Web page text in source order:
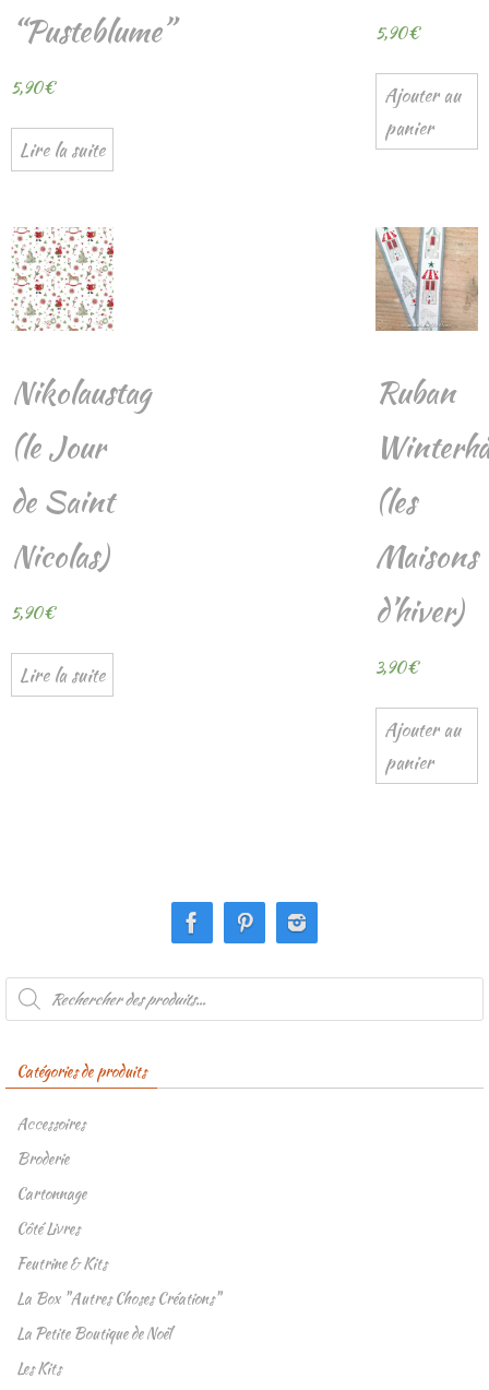
“Pusteblume”
5,90€
Lire la suite
5,90€
Ajouter au
panier
Nikolaustag
(le Jour
de Saint
Nicolas)
5,90€
Lire la suite
Ruban
(les
Maisons
d’hiver)
3,90€
Ajouter au
panier
Recherche
produits
Catégories de produits
Accessoires
Broderie
Cartonnage
Côté Livres
Feutrine & Kits
La Box "Autres Choses Créations"
La Petite Boutique de Noël
Les Kits